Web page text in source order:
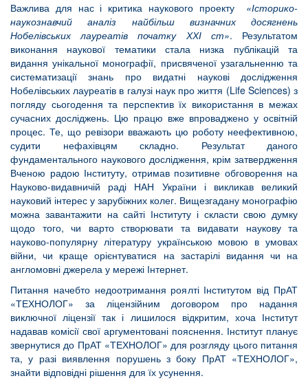
Важлива для нас і критика наукового проекту
«Історико-
наукознавчий аналіз найбільш визначних досягнень
Нобелівських лауреатів початку ХХІ ст». Результатом
виконання наукової тематики стала низка публікацій та
видання унікальної монографії, присвяченої узагальненню та
систематизації знань про видатні наукові дослідження
Нобелівських лауреатів в галузі наук про життя (Life Sciences) з
погляду сьогодення та перспектив їх використання в межах
сучасних досліджень. Цю працю вже впроваджено у освітній
процес. Те, що ревізори вважають цю роботу неефективною,
судити нефахівцям складно. Результат даного
фундаментального наукового дослідження, крім затвердження
Вченою радою Інституту, отримав позитивне обговорення на
Науково-видавничій раді НАН України і викликав великий
науковий інтерес у зарубіжних колег. Вищезгадану монографію
можна завантажити на сайті Інституту і скласти свою думку
щодо того, чи варто створювати та видавати наукову та
науково-популярну літературу українською мовою в умовах
війни, чи краще орієнтуватися на застарілі видання чи на
англомовні джерела у мережі Інтернет.
Питання начебто недоотримання роялті Інститутом від ПрАТ
«ТЕХНОЛОГ» за ліцензійним договором про надання
виключної ліцензії так і лишилося відкритим, хоча Інститут
надавав комісії свої аргументовані пояснення. Інститут планує
звернутися до ПрАТ «ТЕХНОЛОГ» для розгляду цього питання
та, у разі виявлення порушень з боку ПрАТ «ТЕХНОЛОГ»,
знайти відповідні рішення для їх усунення.